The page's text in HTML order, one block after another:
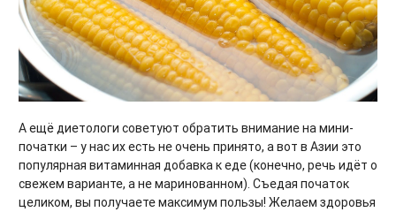
А ещё диетологи советуют обратить внимание на мини-
початки – у нас их есть не очень принято, а вот в Азии это
популярная витаминная добавка к еде (конечно, речь идёт о
свежем варианте, а не маринованном). Съедая початок
целиком, вы получаете максимум пользы! Желаем здоровья